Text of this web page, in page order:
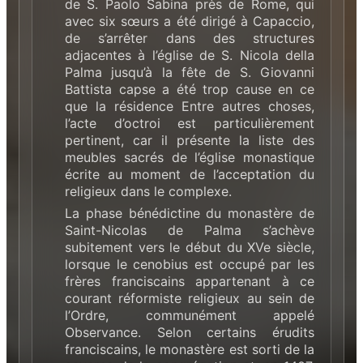
de S. Paolo Sabina près de Rome, qui
avec six sœurs a été dirigé à Capaccio,
de s’arrêter dans des structures
adjacentes à l’église de S. Nicola della
Palma jusqu’à la fête de S. Giovanni
Battista capse a été trop cause en ce
que la résidence Entre autres choses,
l’acte d’octroi est particulièrement
pertinent, car il présente la liste des
meubles sacrés de l’église monastique
écrite au moment de l’acceptation du
religieux dans le complexe.
La phase bénédictine du monastère de
Saint-Nicolas de Palma s’achève
subitement vers le début du XVe siècle,
lorsque le cenobius est occupé par les
frères franciscains appartenant à ce
courant réformiste religieux au sein de
l’Ordre, communément appelé
Observance. Selon certains érudits
franciscains, le monastère est sorti de la